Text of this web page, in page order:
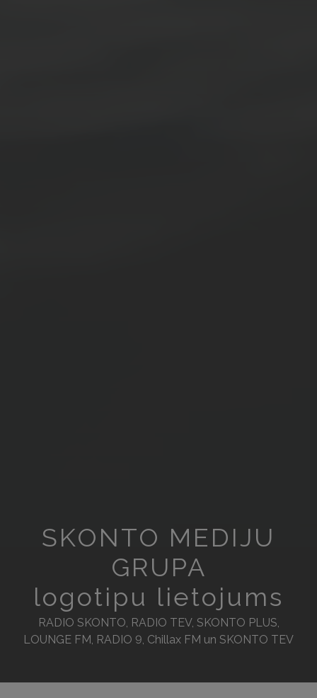
SKONTO MEDIJU
GRUPA
logotipu lietojums
RADIO SKONTO, RADIO TEV, SKONTO PLUS,
LOUNGE FM, RADIO 9, Chillax FM un SKONTO TEV